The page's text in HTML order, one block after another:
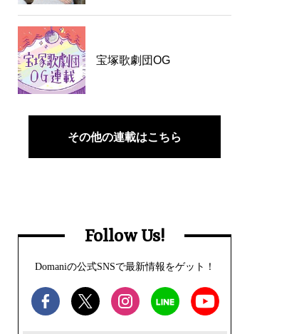
宝塚歌劇団OG
その他の連載はこちら
Follow Us!
Domaniの公式SNSで最新情報をゲット！